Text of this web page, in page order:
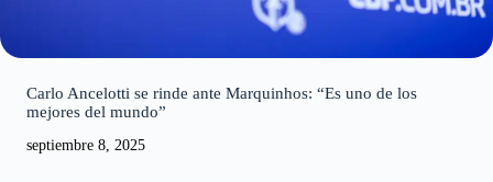
Carlo Ancelotti se rinde ante Marquinhos: “Es uno de los
mejores del mundo”
septiembre 8, 2025